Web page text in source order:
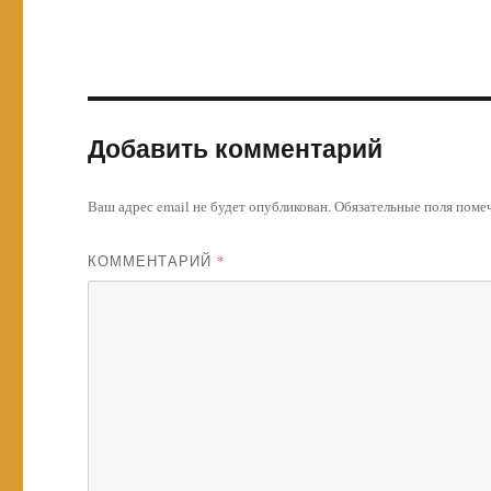
Добавить комментарий
Ваш адрес email не будет опубликован.Обязательные поля
КОММЕНТАРИЙ *